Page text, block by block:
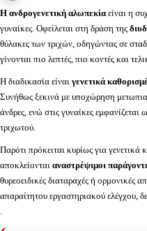
Η ανδρογενετική αλωπεκία είναι η
γυναίκες. Οφείλεται στη δράση της
θύλακες των τριχών, οδηγώντας σε
γίνονται πιο λεπτές, πιο κοντές και
Η διαδικασία είναι γενετικά
Συνήθως ξεκινά με υποχώρηση
άνδρες, ενώ στις γυναίκες
τριχωτού.
Παρότι πρόκειται κυρίως για
αποκλείονται αναστρέψιμοι
θυρεοειδικές διαταραχές ή ορμονικές
απαραίτητου εργαστηριακού ελέγχου,
.